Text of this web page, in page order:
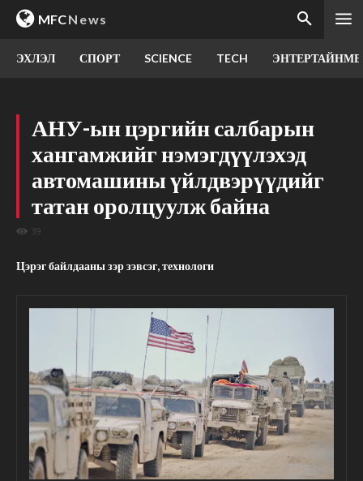
MFCNews
ЭХЛЭЛ СПОРТ SCIENCE TECH
АНУ-ын цэргийн салбарын
хангамжийг нэмэгдүүлэхэд
автомашины үйлдвэрүүдийг
татан оролцуулж байна
39
Цэрэг байлдааны зэр зэвсэг, технологи